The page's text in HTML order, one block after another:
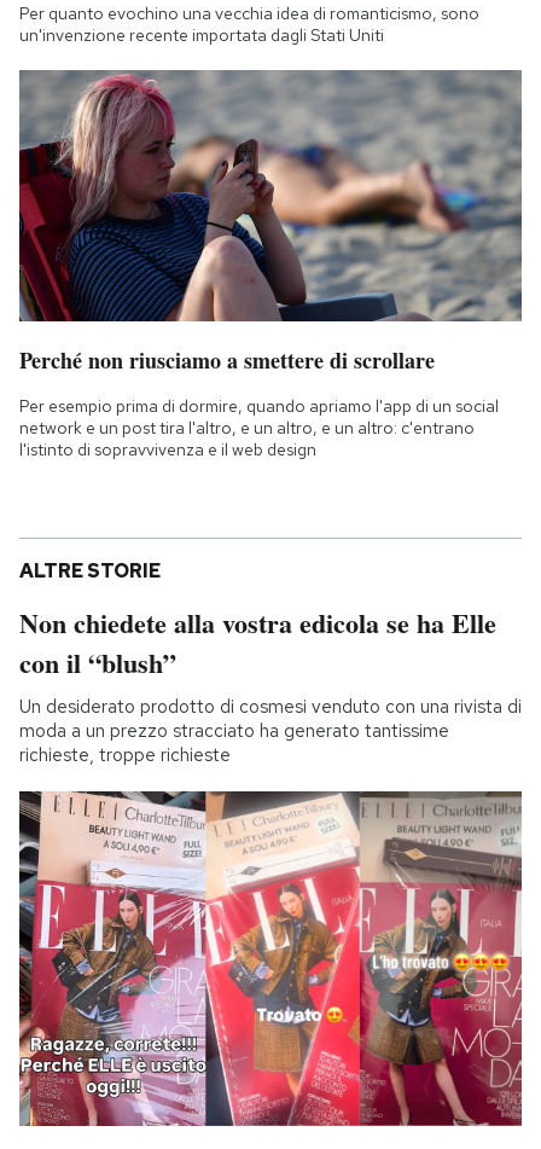
Per quanto evochino una vecchia idea di romanticismo, sono
un'invenzione recente importata dagli Stati Uniti
Perché non riusciamo a smettere di scrollare
Per esempio prima di dormire, quando apriamo l'app di un social
network e un post tira l'altro, e un altro, e un altro: c'entrano
l'istinto di sopravvivenza e il web design
ALTRE STORIE
Non chiedete alla vostra edicola se ha Elle
con il “blush”
Un desiderato prodotto di cosmesi venduto con una rivista di
moda a un prezzo stracciato ha generato tantissime
richieste, troppe richieste